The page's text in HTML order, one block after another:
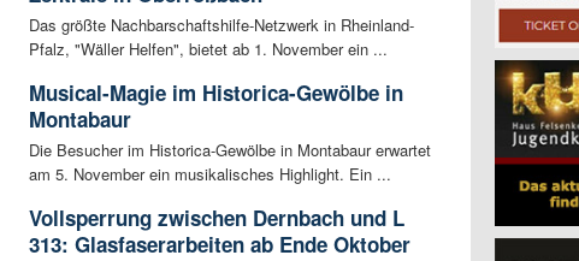
Das größte Nachbarschaftshilfe-Netzwerk in Rheinland-
Pfalz, "Wäller Helfen", bietet ab 1. November ein ...
Musical-Magie im Historica-Gewölbe in
Montabaur
Die Besucher im Historica-Gewölbe in Montabaur erwartet
am 5. November ein musikalisches Highlight. Ein ...
Vollsperrung zwischen Dernbach und L
313: Glasfaserarbeiten ab Ende Oktober